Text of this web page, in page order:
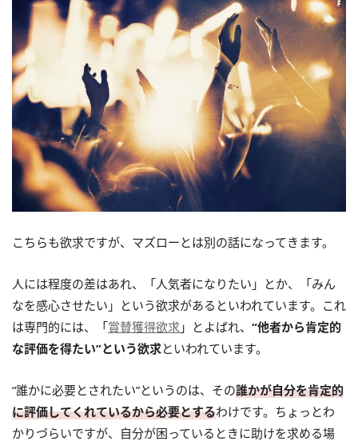
こちらも欲求ですが、マズローとは別の話になってきます。
人には程度の差はあれ、「人気者になりたい」とか、「みん
なを感心させたい」という欲求があるといわれています。これ
は専門的には、「賞賛獲得欲求 」とよばれ、 “他者から肯定的
な評価を得たい”という欲求といわれています。
“誰かに必要とされたい”というのは、その誰かが自分を肯定的
に評価してくれているから必要とするわけです。ちょっとわ
かりづらいですが、自分が困っているときに助けを求める場